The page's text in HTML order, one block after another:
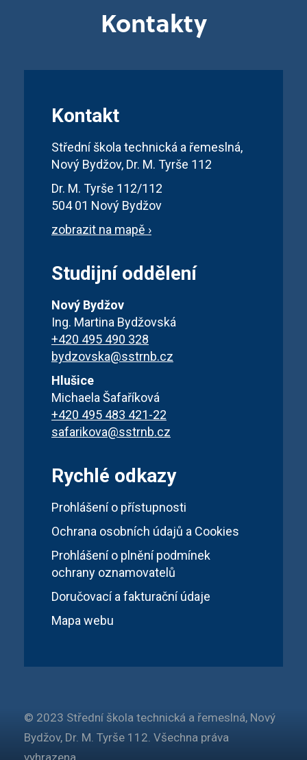
Kontakty
Kontakt
Střední škola technická a řemeslná,
Nový Bydžov, Dr. M. Tyrše 112
Dr. M. Tyrše 112/112
504 01 Nový Bydžov
zobrazit na mapě ›
Studijní oddělení
Nový Bydžov
Ing. Martina Bydžovská
+420 495 490 328
bydzovska@sstrnb.cz
Hlušice
Michaela Šafaříková
+420 495 483 421-22
safarikova@sstrnb.cz
Rychlé odkazy
Prohlášení o přístupnosti
Ochrana osobních údajů a Cookies
Prohlášení o plnění podmínek
ochrany oznamovatelů
Doručovací a fakturační údaje
Mapa webu
© 2023 Střední škola technická a řemeslná, Nový
Bydžov, Dr. M. Tyrše 112. Všechna práva